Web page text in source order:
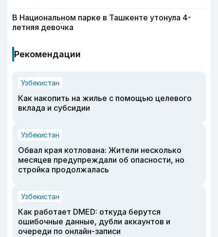
В Национальном парке в Ташкенте утонула 4-
летняя девочка
Рекомендации
Узбекистан
Как накопить на жилье с помощью целевого
вклада и субсидии
Узбекистан
Обвал края котлована: Жители несколько
месяцев предупреждали об опасности, но
стройка продолжалась
Узбекистан
Как работает DMED: откуда берутся
ошибочные данные, дубли аккаунтов и
очереди по онлайн-записи